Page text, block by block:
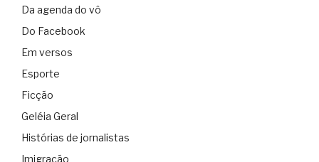
Da agenda do vô
Do Facebook
Em versos
Esporte
Ficção
Geléia Geral
Histórias de jornalistas
Imigração